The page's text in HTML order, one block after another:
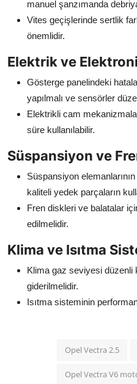
manuel şanzımanda
Vites geçişlerinde sertlik
önemlidir.
Elektrik ve
Gösterge panelindeki
yapılmalı ve sensörler
Elektrikli cam
süre kullanılabilir.
Süspansiyon ve
Süspansiyon
kaliteli yedek parçaların
Fren diskleri ve balatalar
edilmelidir.
Klima ve Isıtma
Klima gaz seviyesi düzenli
giderilmelidir.
Isıtma sisteminin
Opel Vectra 2.5
Opel Vectra V6